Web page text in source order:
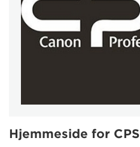
Hjemmeside for CPS